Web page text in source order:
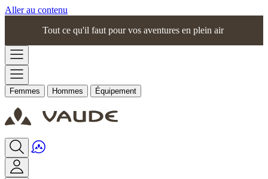
Aller au contenu
Tout ce qu'il faut pour vos aventures en plein air
Femmes Hommes Équipement